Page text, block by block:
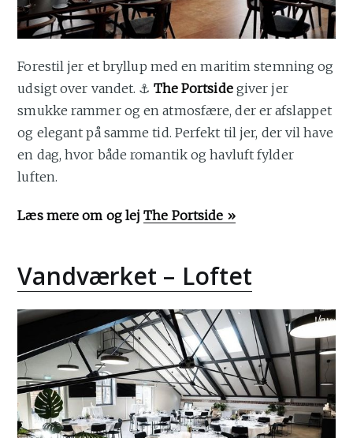
Forestil jer et bryllup med en maritim stemning og
udsigt over vandet. ⚓ The Portsidegiver jer
smukke rammer og en atmosfære, der er afslappet
og elegant på samme tid. Perfekt til jer, der vil have
en dag, hvor både romantik og havluft fylder
luften.
Læs mere om og lejThe Portside »
Vandværket – Loftet